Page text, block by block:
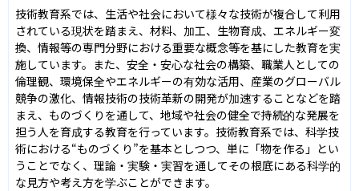
技術教育系では、生活や社会において様々な技術が複合して利用
されている現状を踏まえ、材料、加工、生物育成、エネルギー変
換、情報等の専門分野における重要な概念等を基にした教育を実
施しています。また、安全・安心な社会の構築、職業人としての
倫理観、環境保全やエネルギーの有効な活用、産業のグローバル
競争の激化、情報技術の技術革新の開発が加速することなどを踏
まえ、ものづくりを通して、地域や社会の健全で持続的な発展を
担う人を育成する教育を行っています。技術教育系では、科学技
術における“ものづくり”を基本としつつ、単に「物を作る」とい
うことでなく、理論・実験・実習を通してその根底にある科学的
な見方や考え方を学ぶことができます。